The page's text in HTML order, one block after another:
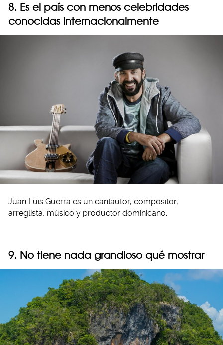
8. Es el país con menos celebridades
conocidas internacionalmente
Juan Luis Guerra es un cantautor, compositor,
arreglista, músico y productor dominicano.
9. No tiene nada grandioso qué mostrar